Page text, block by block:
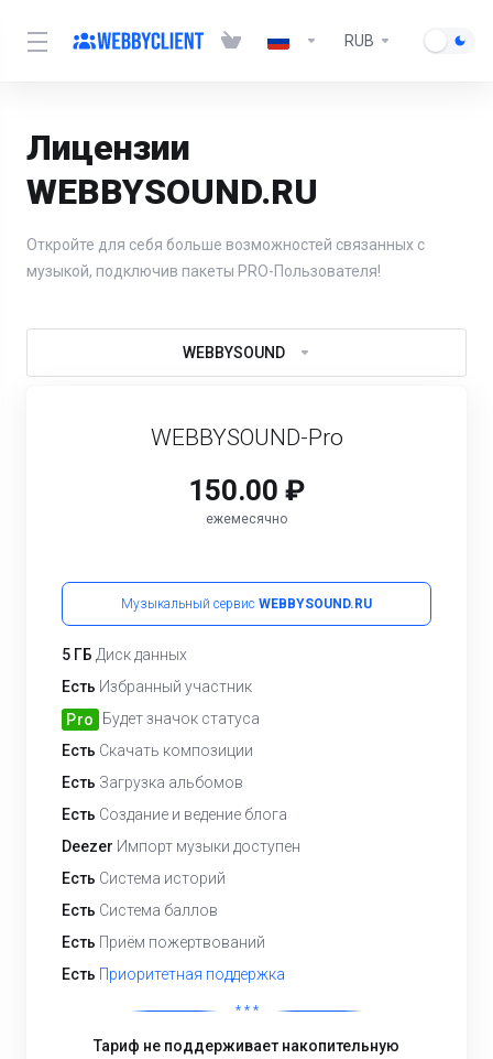
RUB
Лицензии
WEBBYSOUND.RU
Откройте для себя больше возможностей связанных с
музыкой, подключив пакеты PRO-Пользователя!
WEBBYSOUND
WEBBYSOUND-Pro
150.00 ₽
ежемесячно
Музыкальный сервис WEBBYSOUND.RU
5 ГБ Диск данных
Есть Избранный участник
Pro
Будет значок статуса
Есть Скачать композиции
Есть Загрузка альбомов
Есть Создание и ведение блога
Deezer Импорт музыки доступен
Есть Система историй
Есть Система баллов
Есть Приём пожертвований
Есть Приоритетная поддержка
* * *
Тариф не поддерживает накопительную